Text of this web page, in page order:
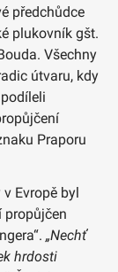
předchůdce
plukovník gšt.
Všechny
útvaru, kdy
Praporu
Evropě byl
propůjčen
„Nechť
hrdosti